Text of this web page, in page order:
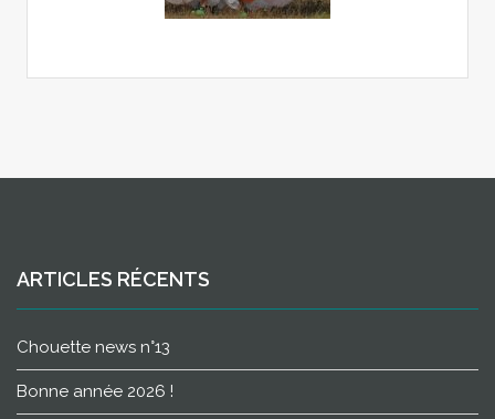
ARTICLES RÉCENTS
Chouette news n°13
Bonne année 2026 !